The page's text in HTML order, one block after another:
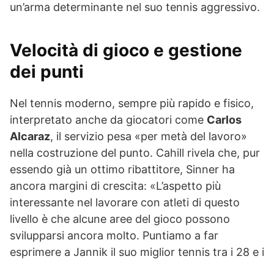
un’arma determinante nel suo tennis aggressivo.
Velocità di gioco e gestione
dei punti
Nel tennis moderno, sempre più rapido e fisico,
interpretato anche da giocatori come Carlos
Alcaraz, il servizio pesa «per metà del lavoro»
nella costruzione del punto. Cahill rivela che, pur
essendo già un ottimo ribattitore, Sinner ha
ancora margini di crescita: «L’aspetto più
interessante nel lavorare con atleti di questo
livello è che alcune aree del gioco possono
svilupparsi ancora molto. Puntiamo a far
esprimere a Jannik il suo miglior tennis tra i 28 e i